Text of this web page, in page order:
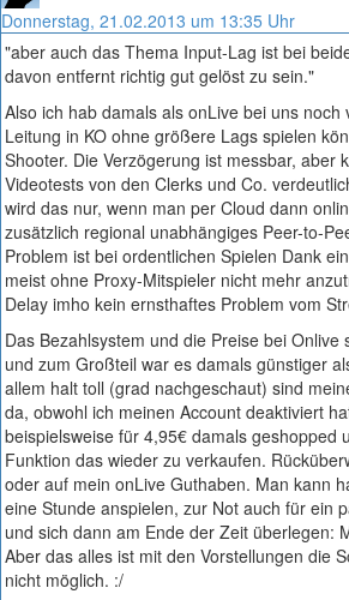
Donnerstag, 21.02.2013 um 13:35 Uhr
"aber auch das Thema Input-Lag ist bei
davon entfernt richtig gut gelöst zu sein."
Also ich hab damals als onLive bei uns
Leitung in KO ohne größere Lags spielen
Shooter. Die Verzögerung ist messbar, aber
Videotests von den Clerks und Co.
wird das nur, wenn man per Cloud dann
zusätzlich regional unabhängiges Peer-to-
Problem ist bei ordentlichen Spielen Dank
meist ohne Proxy-Mitspieler nicht mehr
Delay imho kein ernsthaftes Problem vom
Das Bezahlsystem und die Preise bei Onlive
und zum Großteil war es damals günstiger
allem halt toll (grad nachgeschaut) sind
da, obwohl ich meinen Account deaktiviert
beispielsweise für 4,95€ damals geshopped
Funktion das wieder zu verkaufen.
oder auf mein onLive Guthaben. Man kann
eine Stunde anspielen, zur Not auch für ein
und sich dann am Ende der Zeit überlegen:
Aber das alles ist mit den Vorstellungen die
nicht möglich. :/